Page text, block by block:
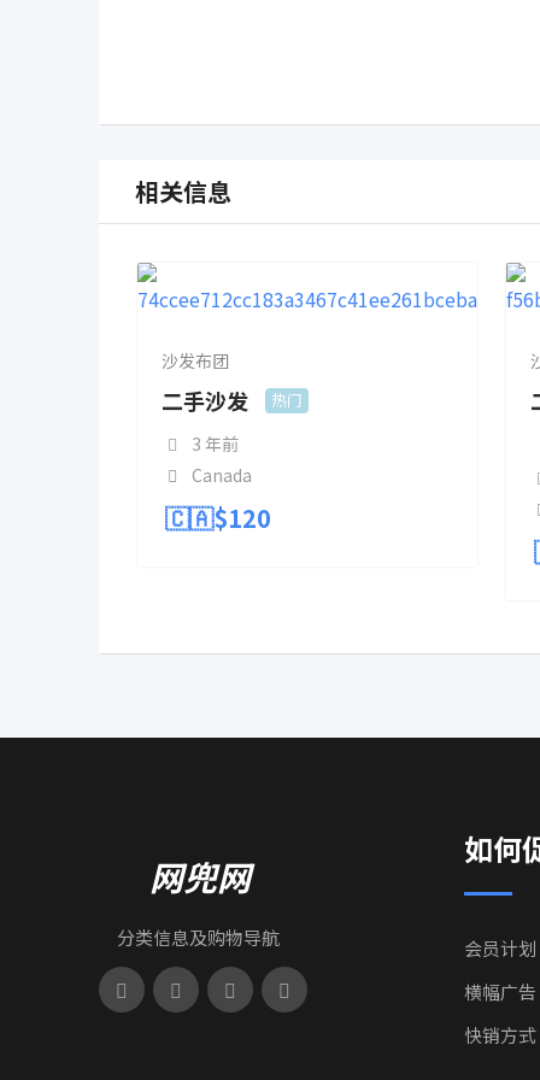
相关信息
沙发布团
二手沙发 热门
3 年前
Canada
🇨🇦$120
网兜网
分类信息及购物导航
如何
会员计划
横幅广告
快销方式